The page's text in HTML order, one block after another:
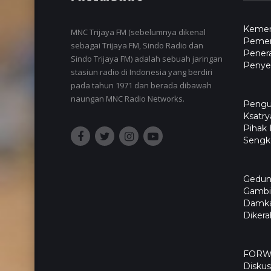
MNC Trijaya FM (sebelumnya dikenal
sebagai Trijaya FM, Sindo Radio dan
Sindo Trijaya FM) adalah sebuah jaringan
stasiun radio di Indonesia yang berdiri
pada tahun 1971 dan berada dibawah
naungan MNC Radio Networks.
Pihak